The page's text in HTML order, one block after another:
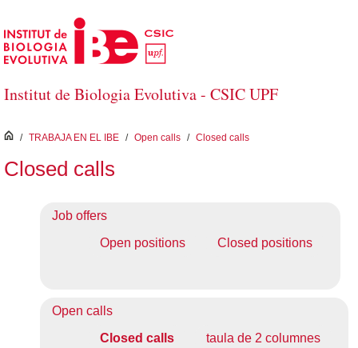
Saltar al contenido principal
Institut de Biologia Evolutiva - CSIC UPF
inici
/ TRABAJA EN EL IBE / Open calls / Closed calls
Closed calls
Job offers
Open positions
Closed positions
Open calls
Closed calls
taula de 2 columnes